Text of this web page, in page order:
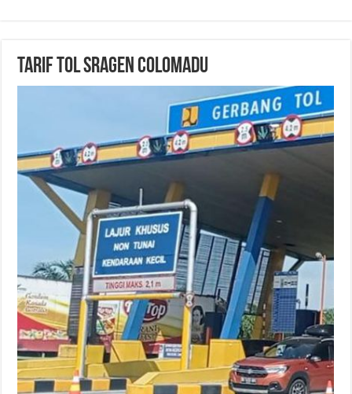
Tarif Tol Sragen Colomadu